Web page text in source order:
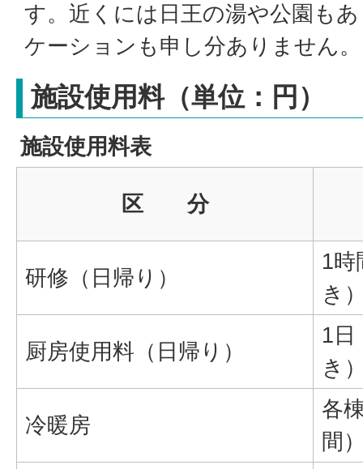
す。近くには日王の湯や公園も
ケーションも申し分ありません。
施設使用料（単位：円）
施設使用料表
区 分
研修（日帰り）
1時
き
厨房使用料（日帰り）
1日
き
冷暖房
各
間